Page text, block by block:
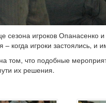
сезона игроков Опанасенко
– когда игроки застоялись, и
том, что подобные
их решения.